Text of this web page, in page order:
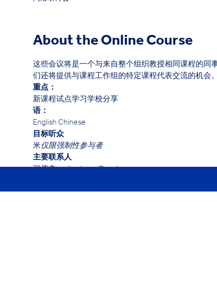
About the Online Course
这些会议将是一个与来自整个组织教授相同课程的同
们还将提供与课程工作组的特定课程代表交流的机会
重点：
新课程试点学习学校分享
语：
English Chinese
目标听众
米仅限强制性参与者
主要联系人